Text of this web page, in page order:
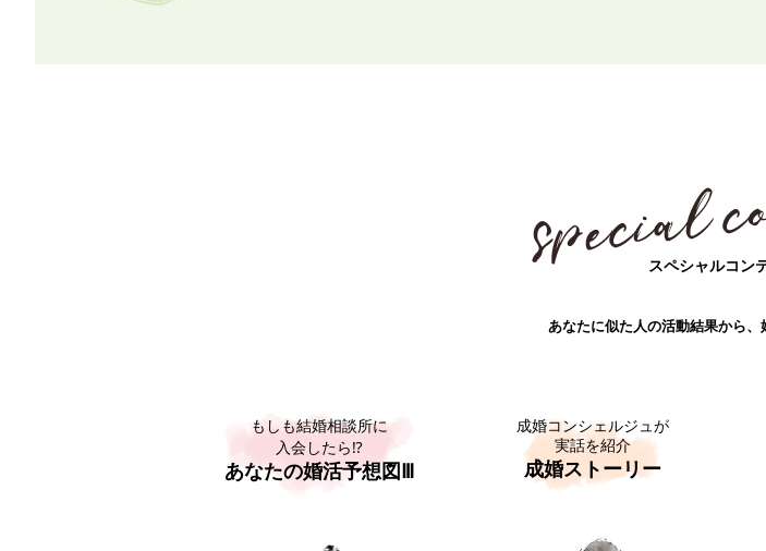
スペシャルコン
あなたに似た人の活動結果から、
もしも結婚相談所に
入会したら⁉
あなたの婚活予想図Ⅲ
成婚コンシェルジュが
実話を紹介
成婚ストーリー